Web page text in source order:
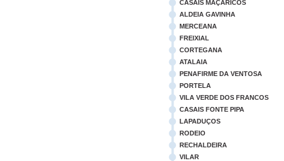
CASAIS MAÇARICOS
ALDEIA GAVINHA
MERCEANA
FREIXIAL
CORTEGANA
ATALAIA
PENAFIRME DA VENTOSA
PORTELA
VILA VERDE DOS FRANCOS
CASAIS FONTE PIPA
LAPADUÇOS
RODEIO
RECHALDEIRA
VILAR